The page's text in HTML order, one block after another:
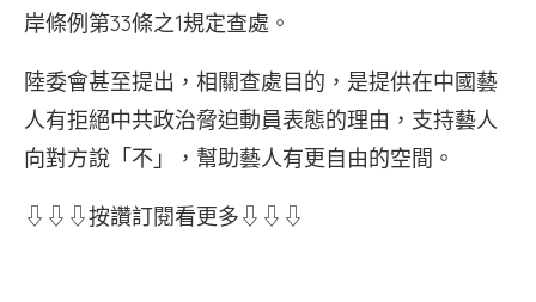
岸條例第33條之1規定查處。
陸委會甚至提出，相關查處目的，是提供在中國藝
人有拒絕中共政治脅迫動員表態的理由，支持藝人
向對方說「不」，幫助藝人有更自由的空間。
⇩⇩⇩按讚訂閱看更多⇩⇩⇩